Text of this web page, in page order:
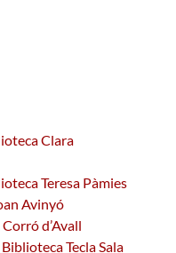
Clara
Teresa Pàmies
Avinyó
d’Avall
Tecla Sala